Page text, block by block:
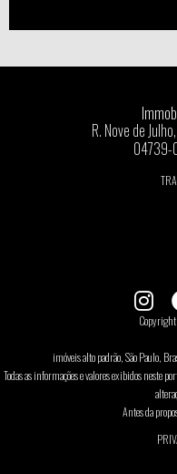
R. Nove de
04739-
imóveis alto padrão, São Paulo,
Todas as informações e valores exibidos neste
Antes da